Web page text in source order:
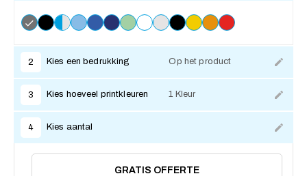
2 Kies een bedrukking Op het product
3 Kies hoeveel printkleuren 1 Kleur
4 Kies aantal
GRATIS OFFERTE